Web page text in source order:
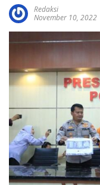
Redaksi
November 10, 2022